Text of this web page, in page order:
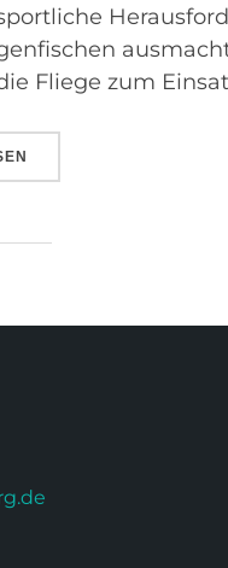
Fliege zum